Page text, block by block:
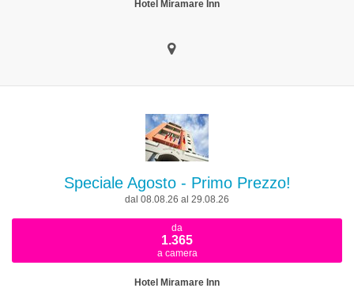
Hotel Miramare Inn
Speciale Agosto - Primo Prezzo!
dal 08.08.26 al 29.08.26
da
1.365
a camera
Hotel Miramare Inn